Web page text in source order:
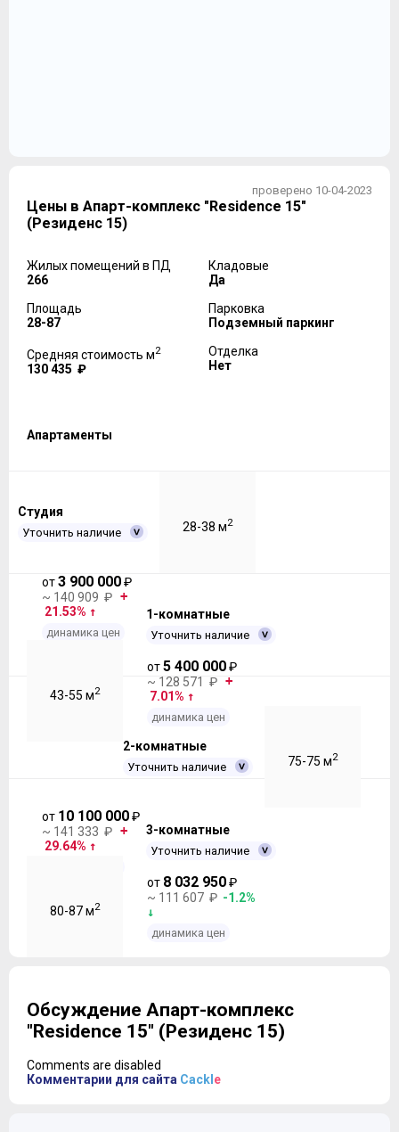
проверено 10-04-2023
Цены в Апарт-комплекс "Residence 15"
(Резиденс 15)
Жилых помещений в ПД
266
Площадь
28-87
Средняя стоимость м2
130 435 ₽
Кладовые
Да
Парковка
Подземный паркинг
Отделка
Нет
Апартаменты
Студия
Уточнить наличие 28-38 м2
от3 900 000₽
~ 140 909 ₽
21.53%
динамика цен
1-комнатные
Уточнить наличие
43-55 м2
от5 400 000₽
~ 128 571 ₽
7.01%
динамика цен
2-комнатные
Уточнить наличие 75-75 м2
от 10 100 000₽
~ 141 333 ₽
29.64%
3-комнатные
Уточнить наличие
80-87 м2
от 8 032 950₽
~ 111 607 ₽ -1.2%
динамика цен
Обсуждение Апарт-комплекс
"Residence 15" (Резиденс 15)
Comments are disabled
Комментарии для сайта Cackl e